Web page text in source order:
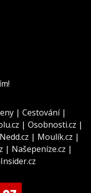
| Cestování|
| Osobnosti.cz |
Nedd.cz | Moulík.cz |
| Našepeníze.cz |